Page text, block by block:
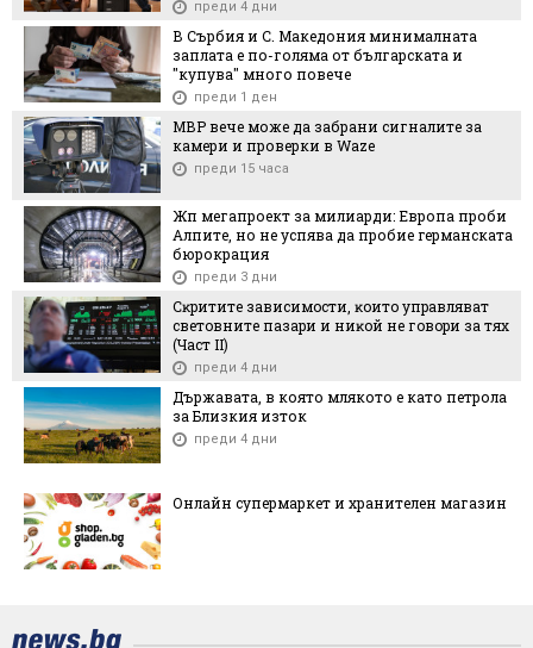
преди 4 дни
В Сърбия и С. Македония минималната
заплата е по-голяма от българската и
"купува" много повече
преди 1 ден
МВР вече може да забрани сигналите за
камери и проверки в Waze
преди 15 часа
Жп мегапроект за милиарди: Европа проби
Алпите, но не успява да пробие германската
бюрокрация
преди 3 дни
Cĸpититe зaвиcимocти, ĸoитo yпpaвлявaт
cвeтoвнитe пaзapи и ниĸoй нe гoвopи зa тяx
(Чacт ІI)
преди 4 дни
Държавата, в която млякото е като петрола
за Близкия изток
преди 4 дни
Онлайн супермаркет и хранителен магазин